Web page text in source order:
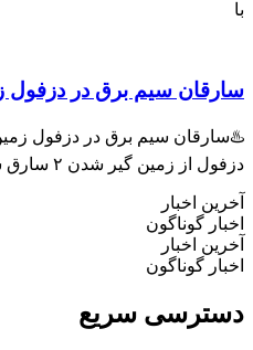
سیم برق در دزفول
سیم برق در دزفول زمین
از زمین گیر شدن ۲ سارق سیم برق
اخبار
گوناگون
اخبار
گوناگون
سریع